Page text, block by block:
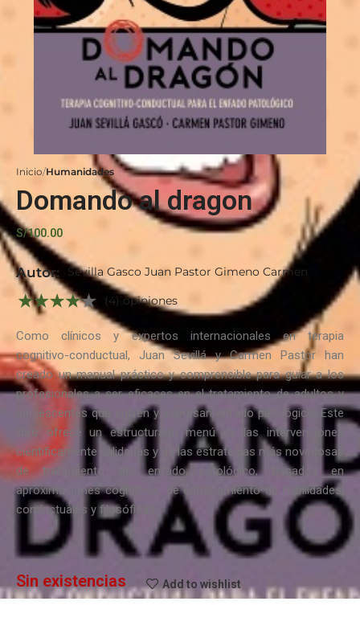
Inicio Humanidades
Domando al dragon
S/100.00
Autor:
Sevilla Gasco Juan Pastor Gimeno Carmen
(4) opiniones
Como clínicos y expertos internacionales en terapia
cognitivo-conductual, Juan Sevillá y Carmen Pastor han
creado un manual práctico y comprensible para guiar a los
profesionales a ser eficaces en el tratamiento de adultos y
adolescentes que sufren y expresan enfado patológico. Este
libro ofrece un estructurado menú de las intervenciones
científicamente validadas y de las estrategias más novedosas
de tratamiento del enfado patológico, basadas en
aproximaciones cognitivas, de entrenamiento de habilidades,
conductuales y filosóficas.
Sin existencias Add to wishlist